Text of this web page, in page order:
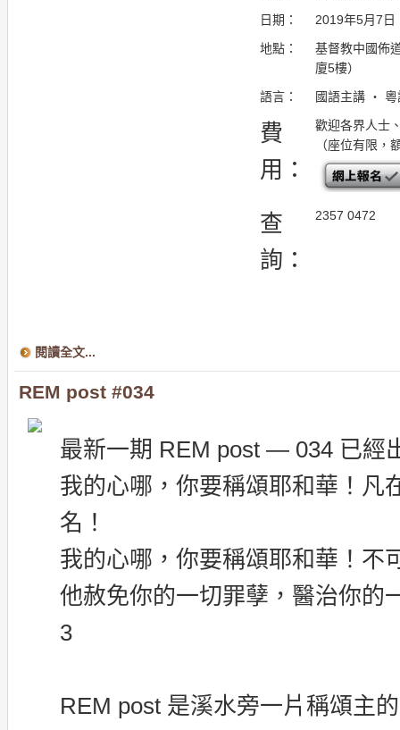
日期：
2019年5月7日
地點：
基督教中國佈
廈5樓）
語言：
國語主講 ・
費
用：
歡迎各界人士
（座位有限，
查
詢：
2357 0472
閱讀全文...
REM post #034
最新一期 REM post — 034 已經
我的心哪，你要稱頌耶和華！凡
名！
我的心哪，你要稱頌耶和華！不
他赦免你的一切罪孽，醫治你的
3
REM post 是溪水旁一片稱頌主